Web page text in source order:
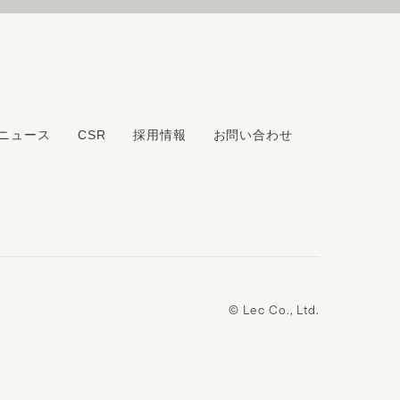
ュース CSR 採用情報 お問い合わせ
© Lec Co., Ltd.